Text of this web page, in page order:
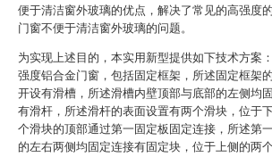
便于清洁窗外玻璃的优点，解决了常见的高强度
门窗不便于清洁窗外玻璃的问题。
为实现上述目的，本实用新型提供如下技术方案
强度铝合金门窗，包括固定框架，所述固定框架
开设有滑槽，所述滑槽内壁顶部与底部的左侧均
有滑杆，所述滑杆的表面设置有两个滑块，位于
个滑块的顶部通过第一固定板固定连接，所述第
的左右两侧均固定连接有固定块，位于上侧的两